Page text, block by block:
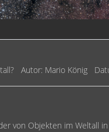
Autor: Mario König
von Objekten im Weltall